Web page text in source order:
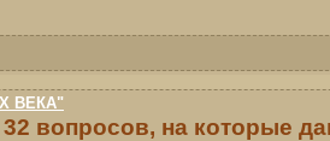
ВЕКА"
32 вопросов, на которые